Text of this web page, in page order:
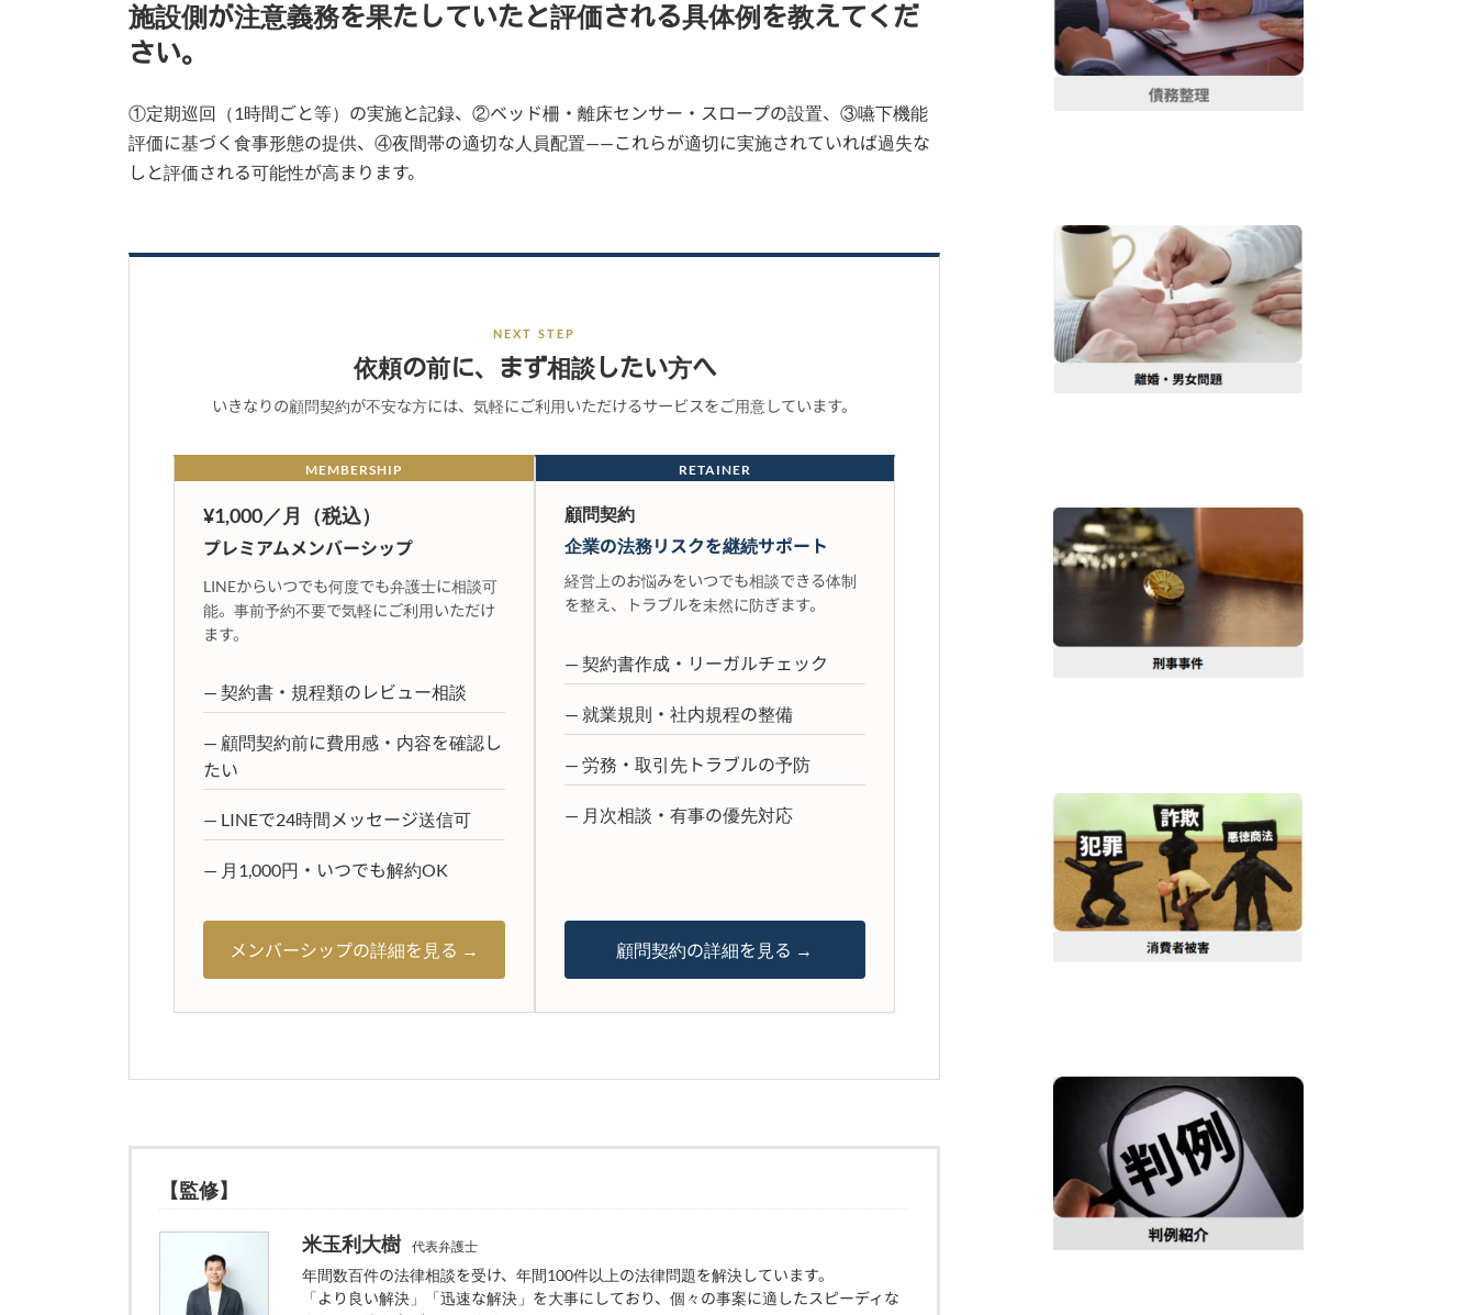
施設側が注意義務を果たしていたと評価される具体例を教えてくだ
さい。
①定期巡回（1時間ごと等）の実施と記録、②ベッド柵・離床センサー・スロープの設置、③嚥下機能
評価に基づく食事形態の提供、④夜間帯の適切な人員配置——これらが適切に実施されていれば過失な
しと評価される可能性が高まります。
NEXT STEP
依頼の前に、まず相談したい方へ
いきなりの顧問契約が不安な方には、気軽にご利用いただけるサービスをご用意しています。
MEMBERSHIP
¥1,000／月（税込）
プレミアムメンバーシップ
LINEからいつでも何度でも弁護士に相談可
能。事前予約不要で気軽にご利用いただけ
ます。
— 契約書・規程類のレビュー相談
— 顧問契約前に費用感・内容を確認し
たい
— LINEで24時間メッセージ送信可
— 月1,000円・いつでも解約OK
メンバーシップの詳細を見る →
RETAINER
顧問契約
企業の法務リスクを継続サポート
経営上のお悩みをいつでも相談できる体制
を整え、トラブルを未然に防ぎます。
— 契約書作成・リーガルチェック
— 就業規則・社内規程の整備
— 労務・取引先トラブルの予防
— 月次相談・有事の優先対応
顧問契約の詳細を見る →
【監修】
米玉利大樹 代表弁護士
年間数百件の法律相談を受け、年間100件以上の法律問題を解決しています。
「より良い解決」「迅速な解決」を大事にしており、個々の事案に適したスピーディな